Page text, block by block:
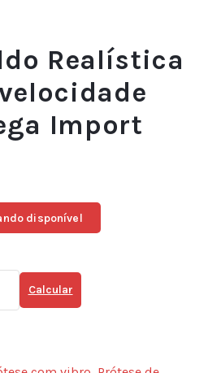
Realística
Import
disponível
Calcular